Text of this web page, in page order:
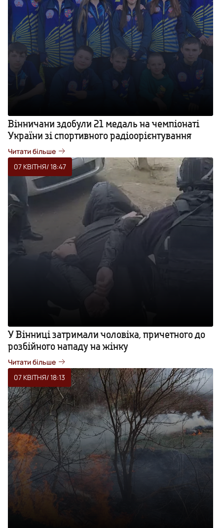
Вінничани здобули 21 медаль на чемпіонаті
України зі спортивного радіоорієнтування
Читати більше
07 КВІТНЯ/ 18:47
У Вінниці затримали чоловіка, причетного до
розбійного нападу на жінку
Читати більше
07 КВІТНЯ/ 18:13